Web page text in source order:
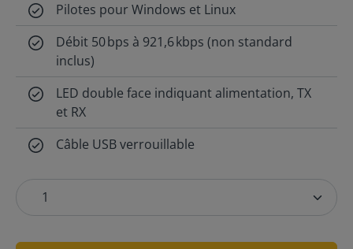
Pilotes pour Windows et Linux
Débit 50 bps à 921,6 kbps (non standard
inclus)
LED double face indiquant alimentation, TX
et RX
Câble USB verrouillable